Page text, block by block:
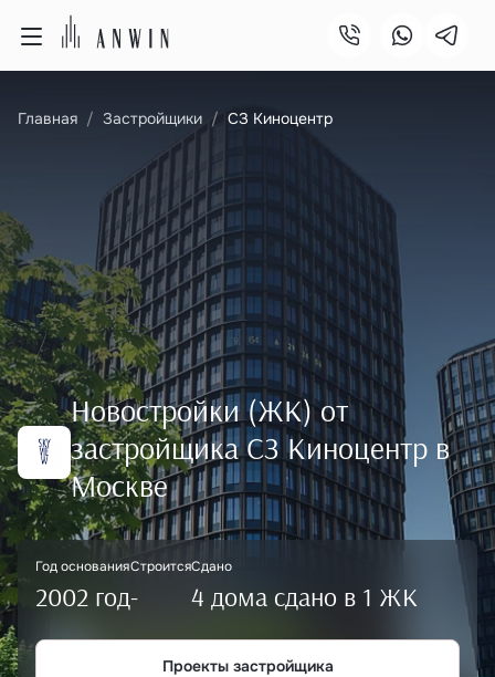
Главная Застройщики СЗ Киноцентр
Новостройки (ЖК) от
застройщика СЗ Киноцентр в
Москве
Год основания
2002 год
Строится
-
Сдано
4 дома сдано в 1 ЖК
Проекты застройщика